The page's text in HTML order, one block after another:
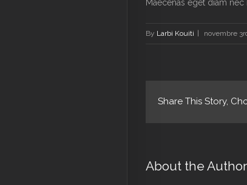
Maecenas eget diam nec
By Larbi Kouiti novembre
Share This Story,
About the